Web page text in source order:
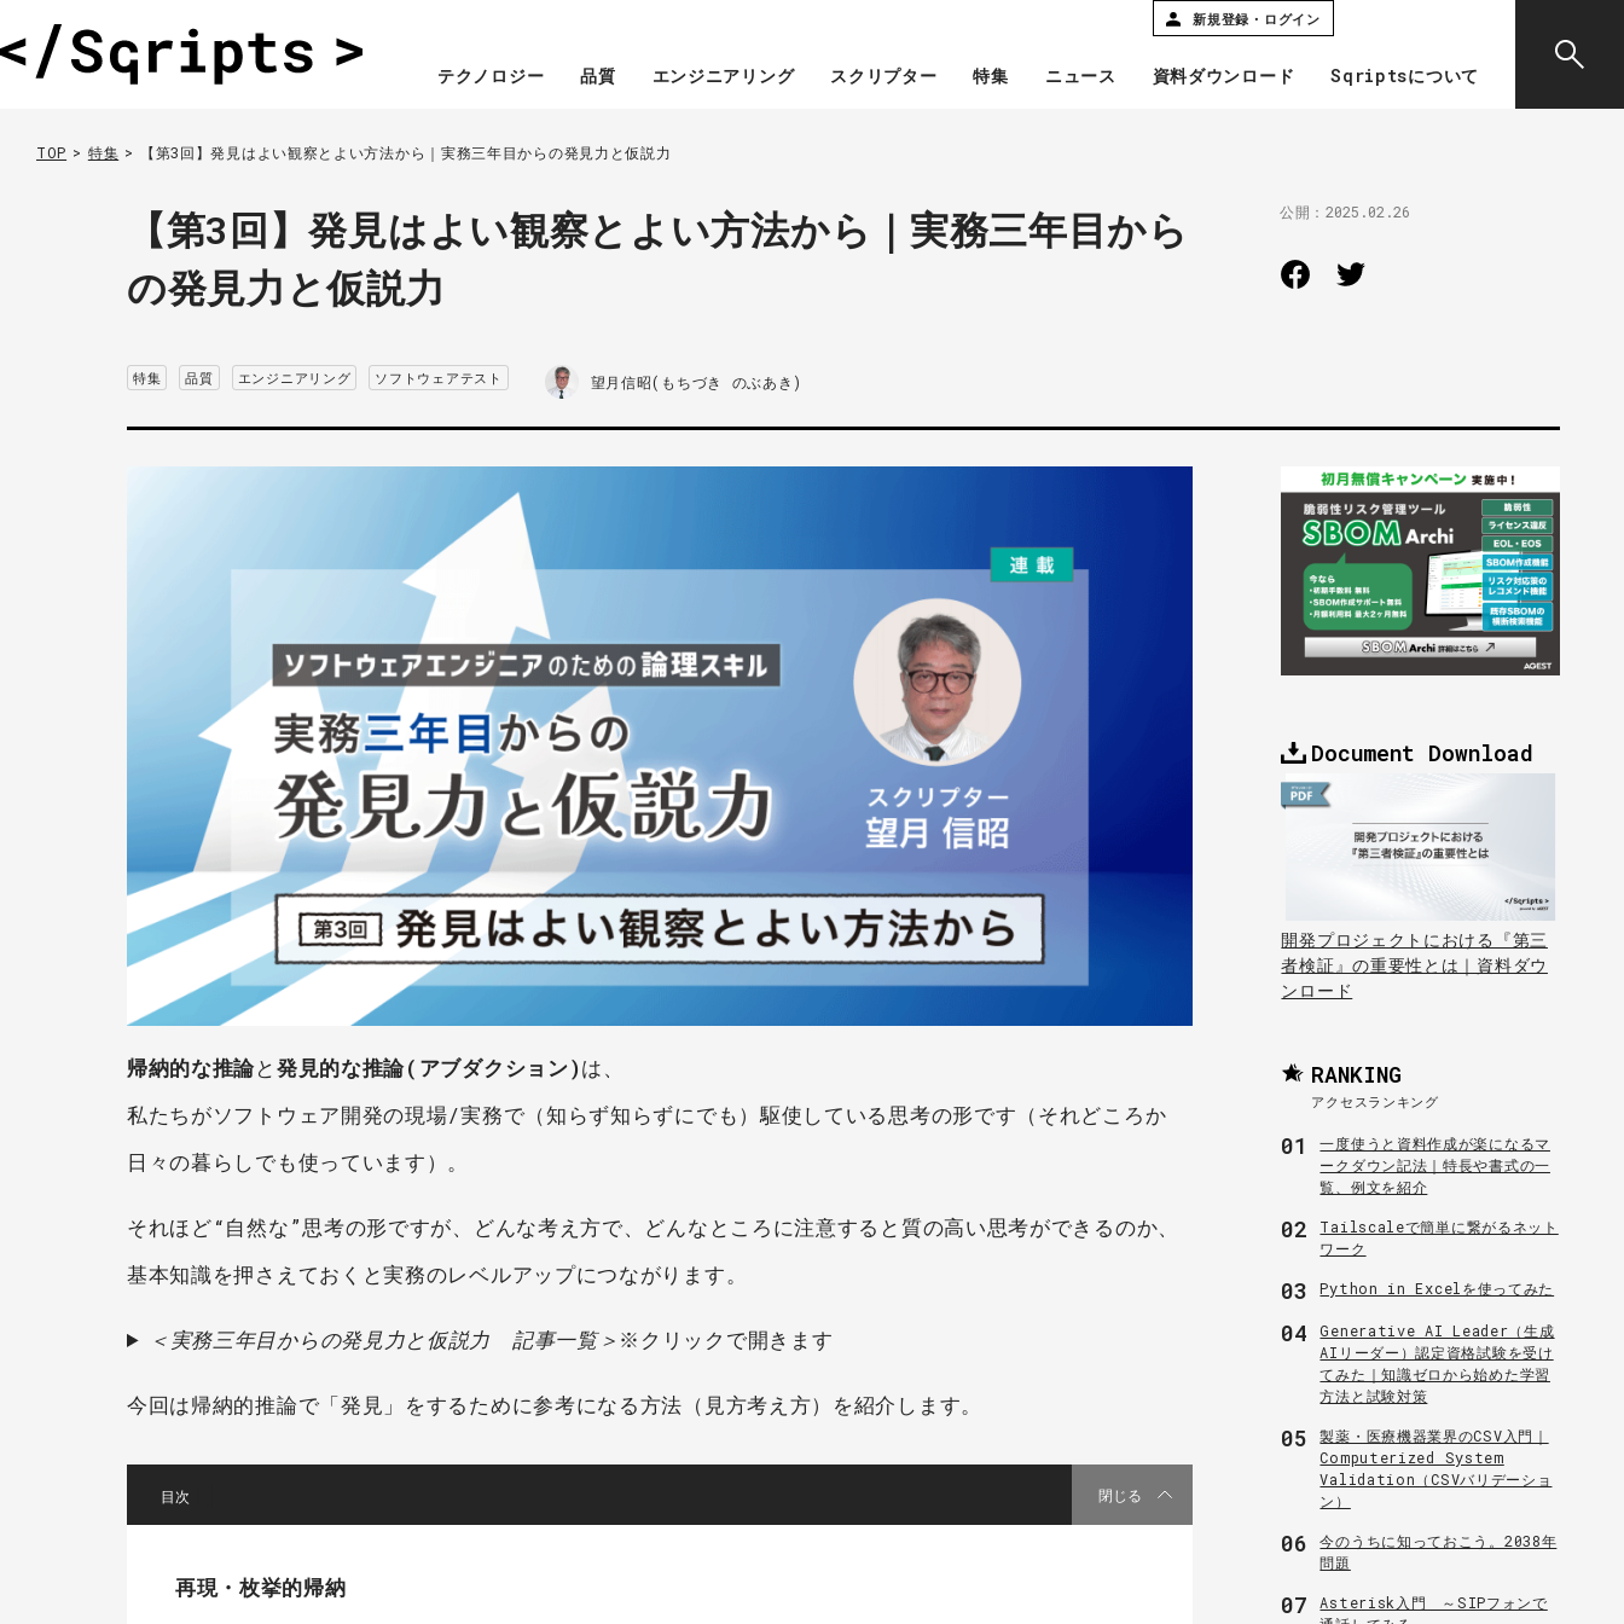
新規登録・ログイン
テクノロジー 品質 エンジニアリング スクリプター 特集 ニュース 資料ダウンロード Sqriptsについて
TOP 特集 【第3回】発見はよい観察とよい方法から｜実務三年目からの発見力と仮説力
【第3回】発見はよい観察とよい方法から｜実務三年目から
の発見力と仮説力
公開：2025.02.26
特集 品質 エンジニアリング ソフトウェアテスト 望月信昭(もちづき のぶあき)
帰納的な推論と発見的な推論(アブダクション)は、
私たちがソフトウェア開発の現場/実務で（知らず知らずにでも）駆使している思考の形です（それどころか
日々の暮らしでも使っています）。
それほど“自然な”思考の形ですが、どんな考え方で、どんなところに注意すると質の高い思考ができるのか、
基本知識を押さえておくと実務のレベルアップにつながります。
＜実務三年目からの発見力と仮説力 記事一覧＞ ※クリックで開きます
今回は帰納的推論で「発見」をするために参考になる方法（見方考え方）を紹介します。
閉じる
再現・枚挙的帰納
Document Download
開発プロジェクトにおける『第三
者検証』の重要性とは｜資料ダウ
ンロード
RANKING
アクセスランキング
01
一度使うと資料作成が楽になるマ
ークダウン記法｜特長や書式の一
覧、例文を紹介
02
Tailscaleで簡単に繋がるネット
ワーク
03 Python in Excelを使ってみた
04
Generative AI Leader（生成
AIリーダー）認定資格試験を受け
てみた｜知識ゼロから始めた学習
方法と試験対策
05
製薬・医療機器業界のCSV入門｜
Computerized System
Validation（CSVバリデーショ
ン）
06
今のうちに知っておこう。2038年
問題
07
Asterisk入門 ～SIPフォンで